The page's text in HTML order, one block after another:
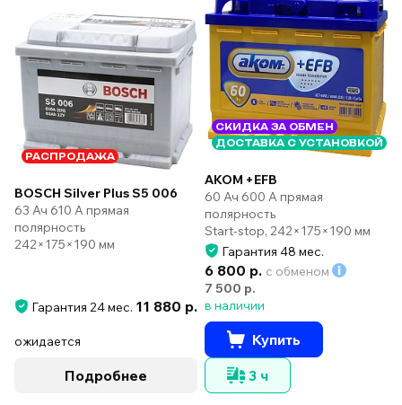
РАСПРОДАЖА
BOSCH Silver Plus S5 006
63 Ач 610 А прямая
полярность
242×175×190 мм
Гарантия 24 мес. 11 880 р.
ожидается
Подробнее
СКИДКА ЗА ОБМЕН
ДОСТАВКА С УСТАНОВКОЙ
AKOM +EFB
60 Ач 600 А прямая
полярность
Start-stop, 242×175×190 мм
Гарантия 48 мес.
6 800 р. с обменом
7 500 р.
в наличии
Купить
3 ч